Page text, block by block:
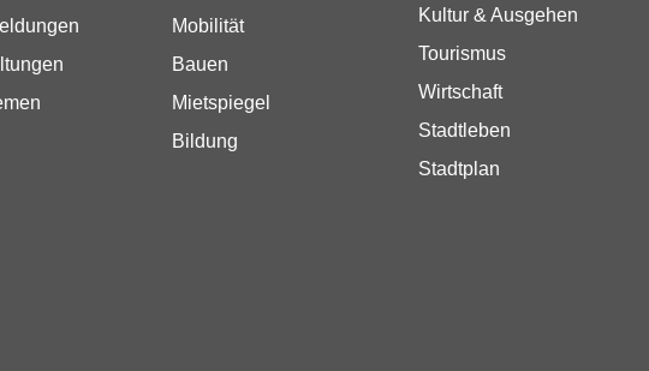
Mobilität
Bauen
Mietspiegel
Bildung
Kultur & Ausgehen
Tourismus
Wirtschaft
Stadtleben
Stadtplan